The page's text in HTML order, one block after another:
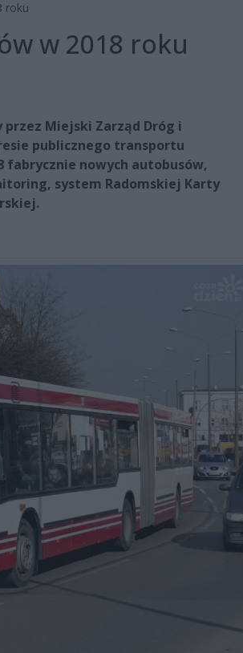
roku
w 2018 roku
przez Miejski Zarząd Dróg i
publicznego transportu
fabrycznie nowych autobusów,
system Radomskiej Karty